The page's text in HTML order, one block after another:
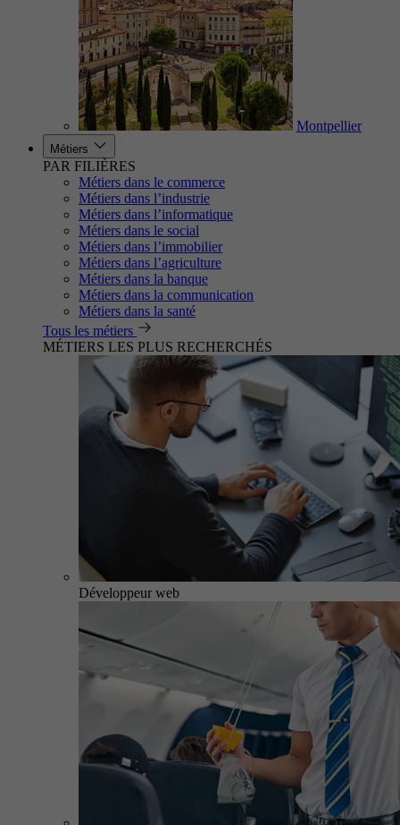
Montpellier
Métiers
PAR FILIÈRES
Métiers dans le commerce
Métiers dans l’industrie
Métiers dans l’informatique
Métiers dans le social
Métiers dans l’immobilier
Métiers dans l’agriculture
Métiers dans la banque
Métiers dans la communication
Métiers dans la santé
Tous les métiers
MÉTIERS LES PLUS RECHERCHÉS
Développeur web